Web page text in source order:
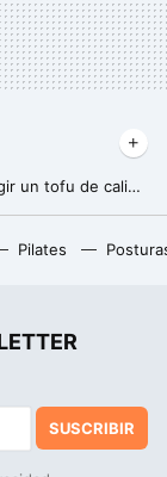
No todo lo vegano es sano: así puedes elegir un tofu de calidad para tu dieta
Descubre para qué sirve la rejilla interior de la freidora de aire y cómo sacarle provecho con estos consejos
Pilates
SUSCRIBIR